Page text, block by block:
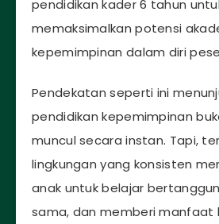
pendidikan kader 6 tahun
memaksimalkan potensi
kepemimpinan dalam diri
Pendekatan seperti ini
pendidikan kepemimpinan
muncul secara instan. Tapi,
lingkungan yang konsisten
anak untuk belajar
sama, dan memberi manfaat